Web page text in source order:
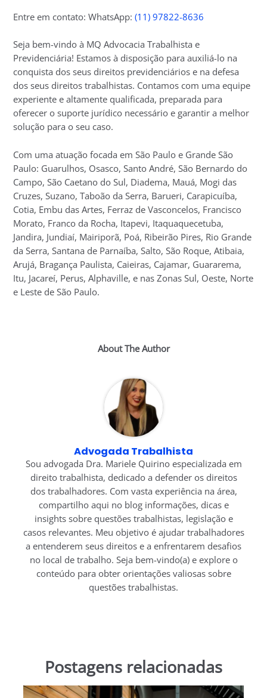
Entre em contato: WhatsApp:(11) 97822-8636
Seja bem-vindo à MQ Advocacia Trabalhista e
Previdenciária! Estamos à disposição para auxiliá-lo na
conquista dos seus direitos previdenciários e na defesa
dos seus direitos trabalhistas. Contamos com uma equipe
experiente e altamente qualificada, preparada para
oferecer o suporte jurídico necessário e garantir a melhor
solução para o seu caso.
Com uma atuação focada em São Paulo e Grande São
Paulo: Guarulhos, Osasco, Santo André, São Bernardo do
Campo, São Caetano do Sul, Diadema, Mauá, Mogi das
Cruzes, Suzano, Taboão da Serra, Barueri, Carapicuíba,
Cotia, Embu das Artes, Ferraz de Vasconcelos, Francisco
Morato, Franco da Rocha, Itapevi, Itaquaquecetuba,
Jandira, Jundiaí, Mairiporã, Poá, Ribeirão Pires, Rio Grande
da Serra, Santana de Parnaíba, Salto, São Roque, Atibaia,
Arujá, Bragança Paulista, Caieiras, Cajamar, Guararema,
Itu, Jacareí, Perus, Alphaville, e nas Zonas Sul, Oeste, Norte
e Leste de São Paulo.
About The Author
Advogada Trabalhista
Sou advogada Dra. Mariele Quirino especializada em
direito trabalhista, dedicado a defender os direitos
dos trabalhadores. Com vasta experiência na área,
compartilho aqui no blog informações, dicas e
insights sobre questões trabalhistas, legislação e
casos relevantes. Meu objetivo é ajudar trabalhadores
a entenderem seus direitos e a enfrentarem desafios
no local de trabalho. Seja bem-vindo(a) e explore o
conteúdo para obter orientações valiosas sobre
questões trabalhistas.
Postagens relacionadas